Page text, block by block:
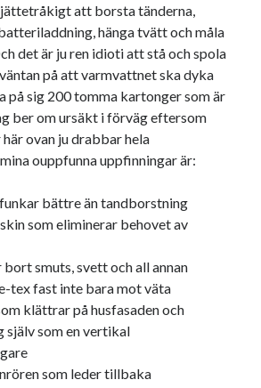
att borsta tänderna,
hänga tvätt och måla
det är ju ren idioti att stå och spola
på att varmvattnet ska dyka
på sig 200 tomma kartonger som är
ber om ursäkt i förväg eftersom
ovan ju drabbar hela
ouppfunna uppfinningar är:
bättre än tandborstning
som eliminerar behovet av
smuts, svett och all annan
tex fast inte bara mot väta
klättrar på husfasaden och
själv som en vertikal
som leder tillbaka